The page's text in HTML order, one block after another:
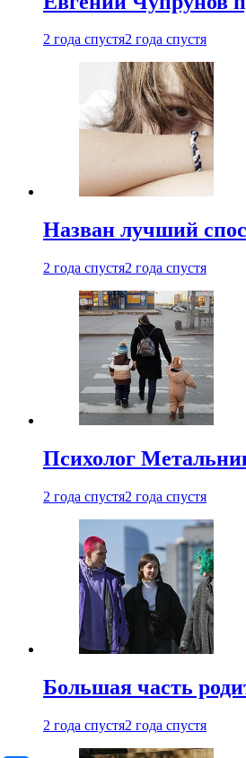
2 года спустя2 года спустя
Назван лучший
2 года спустя2 года спустя
Психолог
2 года спустя2 года спустя
Большая часть
2 года спустя2 года спустя